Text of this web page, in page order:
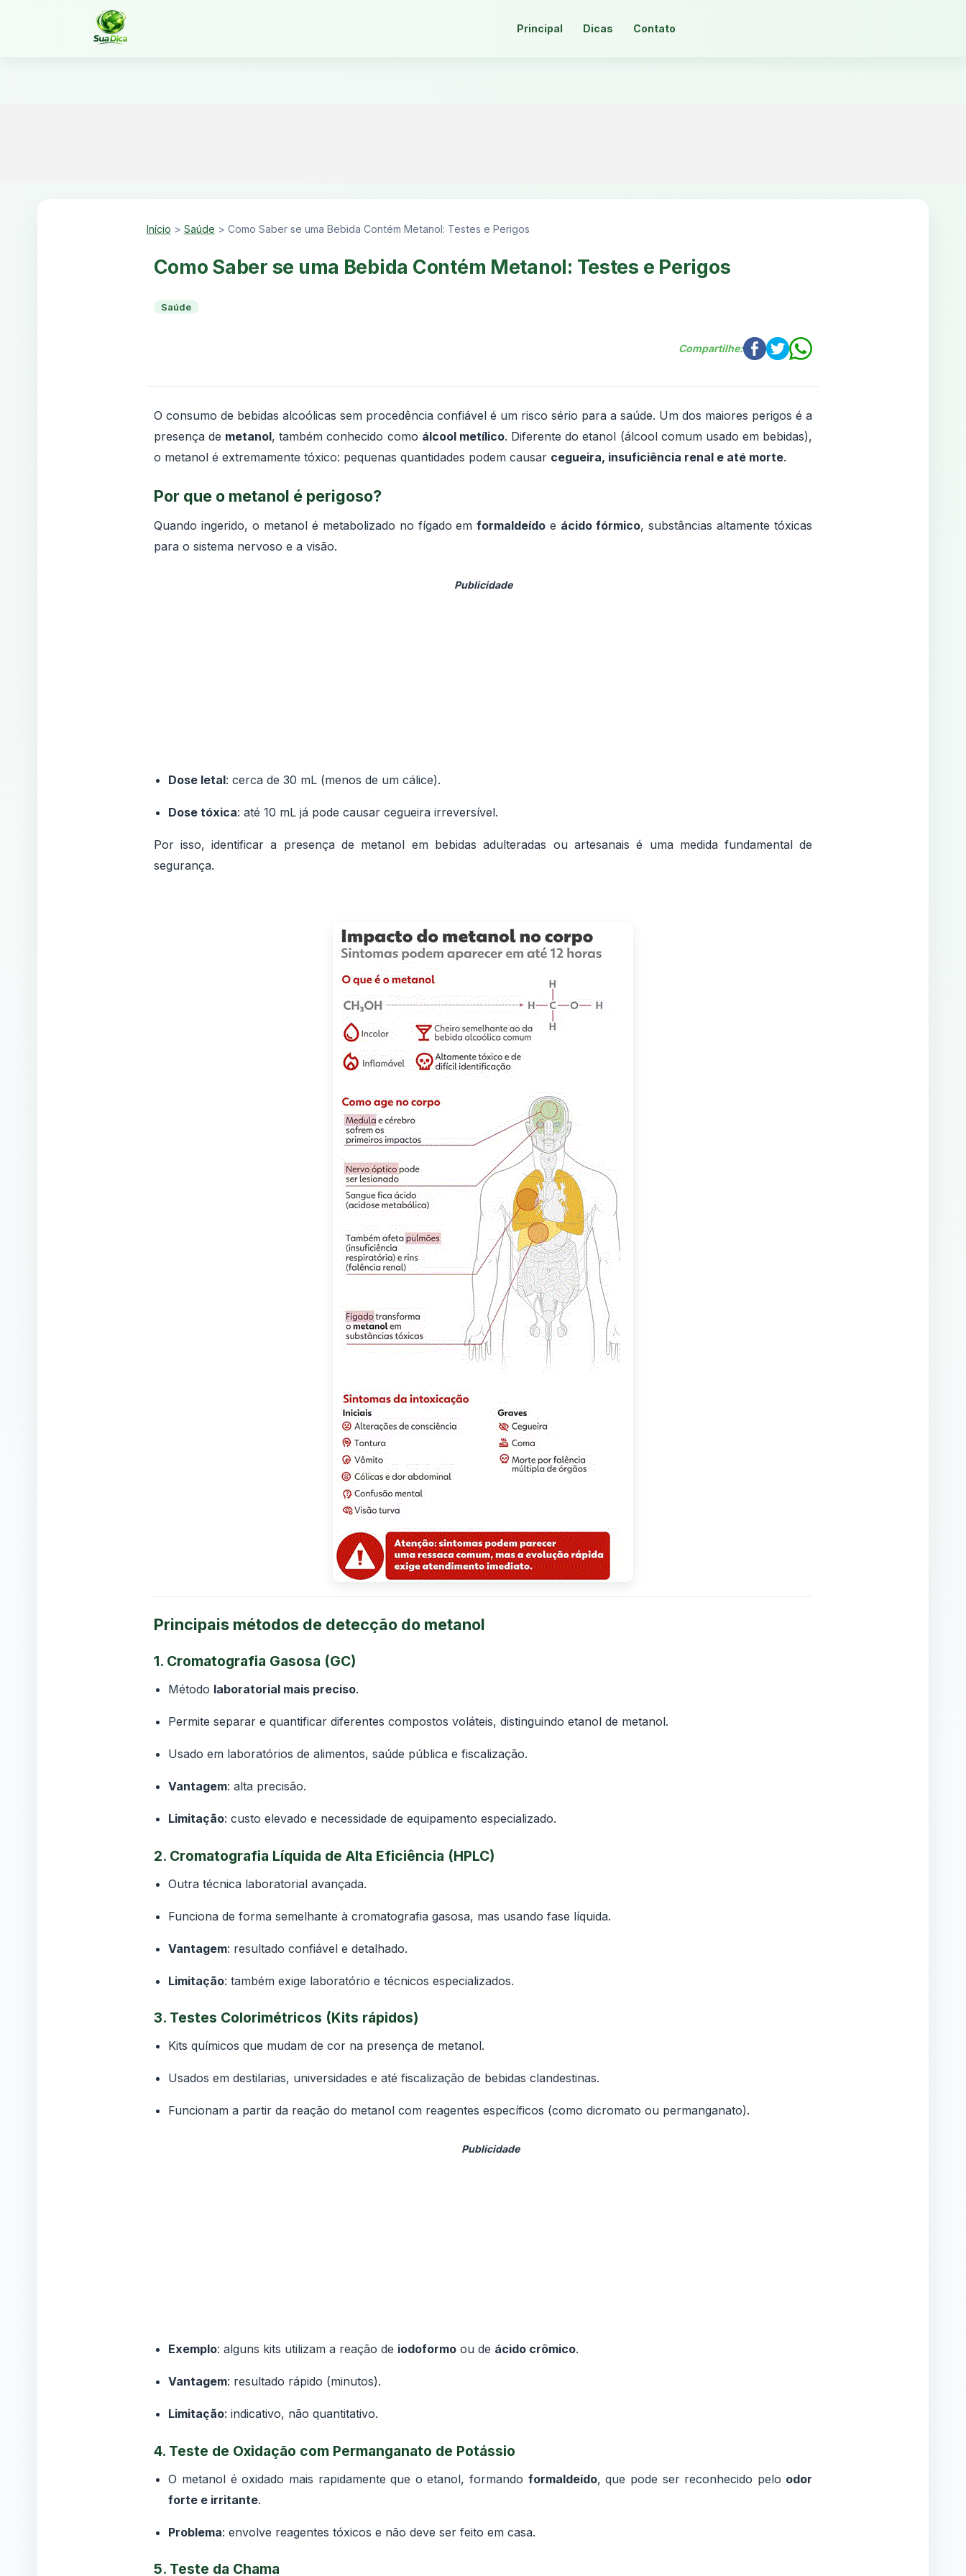
Principal Dicas Contato
Início > Saúde > Como Saber se uma Bebida Contém Metanol: Testes e Perigos
Como Saber se uma Bebida Contém Metanol: Testes e Perigos
Saúde
Compartilhe:
O consumo de bebidas alcoólicas sem procedência confiável é um risco sério para a saúde. Um dos maiores perigos é a
presença de metanol, também conhecido como álcool metílico. Diferente do etanol (álcool comum usado em bebidas),
o metanol é extremamente tóxico: pequenas quantidades podem causar cegueira, insuficiência renal e até morte.
Por que o metanol é perigoso?
Quando ingerido, o metanol é metabolizado no fígado emformaldeído e ácido fórmico, substâncias altamente tóxicas
para o sistema nervoso e a visão.
Dose letal: cerca de 30 mL (menos de um cálice).
Dose tóxica: até 10 mL já pode causar cegueira irreversível.
Por isso, identificar a presença de metanol em bebidas adulteradas ou artesanais é uma medida fundamental de
segurança.
Principais métodos de detecção do metanol
1. Cromatografia Gasosa (GC)
Método laboratorial mais preciso.
Permite separar e quantificar diferentes compostos voláteis, distinguindo etanol de metanol.
Usado em laboratórios de alimentos, saúde pública e fiscalização.
Vantagem: alta precisão.
Limitação: custo elevado e necessidade de equipamento especializado.
2. Cromatografia Líquida de Alta Eficiência (HPLC)
Outra técnica laboratorial avançada.
Funciona de forma semelhante à cromatografia gasosa, mas usando fase líquida.
Vantagem: resultado confiável e detalhado.
Limitação: também exige laboratório e técnicos especializados.
3. Testes Colorimétricos (Kits rápidos)
Kits químicos que mudam de cor na presença de metanol.
Usados em destilarias, universidades e até fiscalização de bebidas clandestinas.
Funcionam a partir da reação do metanol com reagentes específicos (como dicromato ou permanganato).
Exemplo: alguns kits utilizam a reação de iodoformo ou de ácido crômico.
Vantagem: resultado rápido (minutos).
Limitação: indicativo, não quantitativo.
4. Teste de Oxidação com Permanganato de Potássio
O metanol é oxidado mais rapidamente que o etanol, formando formaldeído, que pode ser reconhecido pelo odor
forte e irritante.
Problema: envolve reagentes tóxicos e não deve ser feito em casa.
5. Teste da Chama